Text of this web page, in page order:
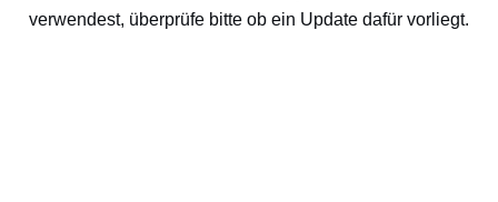
verwendest, überprüfe bitte ob ein Update dafür vorliegt.